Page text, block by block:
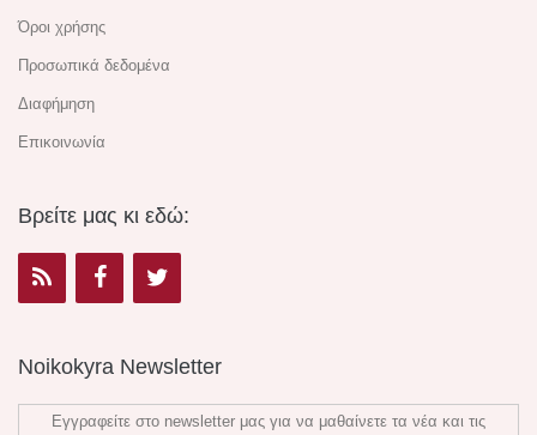
Όροι χρήσης
Προσωπικά δεδομένα
Διαφήμηση
Επικοινωνία
Βρείτε μας κι εδώ:
Noikokyra Newsletter
Εγγραφείτε στο newsletter μας για να μαθαίνετε τα νέα και τις